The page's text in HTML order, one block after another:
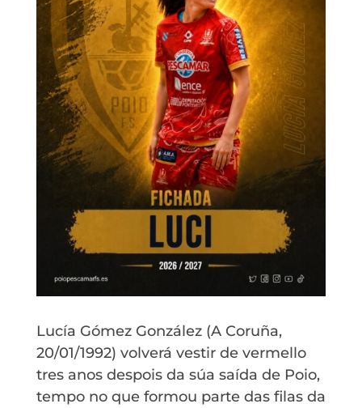
Lucía Gómez González (A Coruña,
20/01/1992) volverá vestir de vermello
tres anos despois da súa saída de Poio,
tempo no que formou parte das filas da